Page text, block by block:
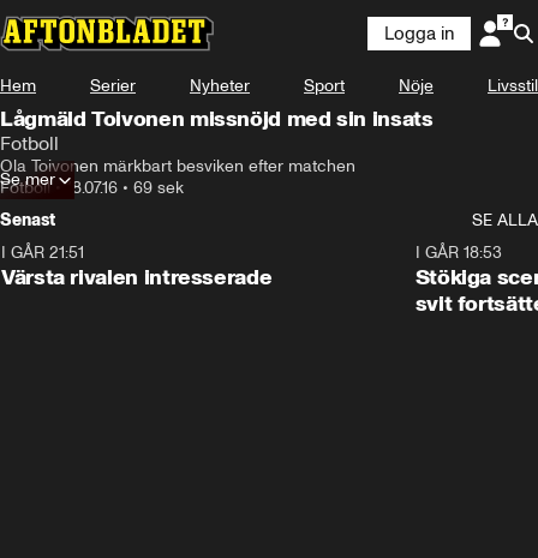
Logga in
Hem Serier Nyheter Sport Nöje Livsstil
Lågmäld Toivonen missnöjd med sin insats
Fotboll
Ola Toivonen märkbart besviken efter matchen
Fotboll•18.07.16 • 69 sek
Se mer
Senast
SE ALLA
I GÅR 21:51
Värsta rivalen intresserade
I GÅR 18:53
Stökiga
svit